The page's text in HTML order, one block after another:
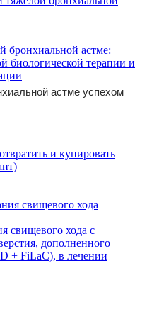
бронхиальной астме:
биологической терапии и
астме успехом
свищевого хода с
дополненного
+ FiLaC), в лечении